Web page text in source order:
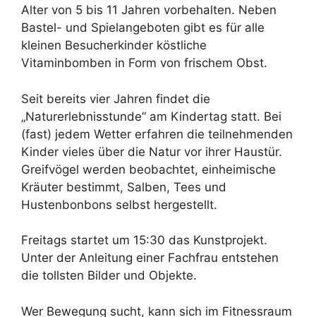
Alter von 5 bis 11 Jahren vorbehalten. Neben
Bastel- und Spielangeboten gibt es für alle
kleinen Besucherkinder köstliche
Vitaminbomben in Form von frischem Obst.
Seit bereits vier Jahren findet die
„Naturerlebnisstunde“ am Kindertag statt. Bei
(fast) jedem Wetter erfahren die teilnehmenden
Kinder vieles über die Natur vor ihrer Haustür.
Greifvögel werden beobachtet, einheimische
Kräuter bestimmt, Salben, Tees und
Hustenbonbons selbst hergestellt.
Freitags startet um 15:30 das Kunstprojekt.
Unter der Anleitung einer Fachfrau entstehen
die tollsten Bilder und Objekte.
Wer Bewegung sucht, kann sich im Fitnessraum